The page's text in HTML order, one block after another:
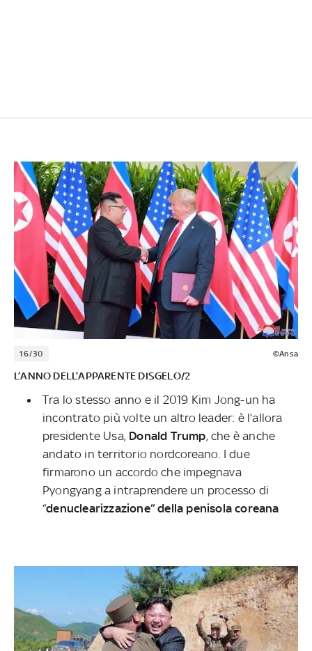
16/30 ©Ansa
L’ANNO DELL’APPARENTE DISGELO/2
Tra lo stesso anno e il 2019 Kim Jong-un ha
incontrato più volte un altro leader: è l’allora
presidente Usa, Donald Trump, che è anche
andato in territorio nordcoreano. I due
firmarono un accordo che impegnava
Pyongyang a intraprendere un processo di
“denuclearizzazione” della penisola coreana